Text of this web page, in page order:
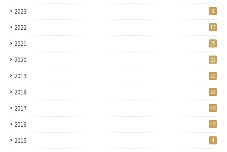
2023 8
2022 13
2021 25
2020 23
2019 70
2018 53
2017 43
2016 43
2015 4